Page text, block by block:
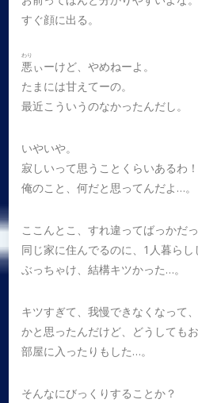
すぐ顔に出る。
悪
わり
ぃーけど、やめねーよ。
たまには甘えてーの。
最近こういうのなかったんだし。
いやいや。
寂しいって思うことくらいあるわ！
俺のこと、何だと思ってんだよ…。
ここんとこ、すれ違ってばっかだっ
同じ家に住んでるのに、1人暮らし
ぶっちゃけ、結構キツかった…。
キツすぎて、我慢できなくなって
かと思ったんだけど、どうしても
部屋に入ったりもした…。
そんなにびっくりすることか？